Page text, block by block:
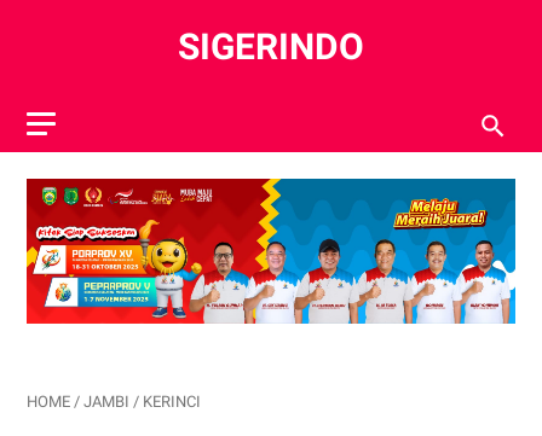
SIGERINDO
HOME / JAMBI / KERINCI